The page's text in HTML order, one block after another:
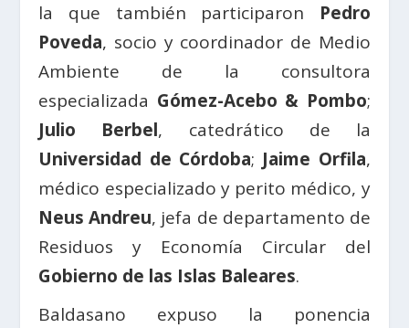
la que también participaron Pedro
Poveda, socio y coordinador de Medio
Ambiente de la consultora
especializada Gómez-Acebo & Pombo;
Julio Berbel, catedrático de la
Universidad de Córdoba; Jaime Orfila,
médico especializado y perito médico, y
Neus Andreu, jefa de departamento de
Residuos y Economía Circular del
Gobierno de las Islas Baleares.
Baldasano expuso la ponencia